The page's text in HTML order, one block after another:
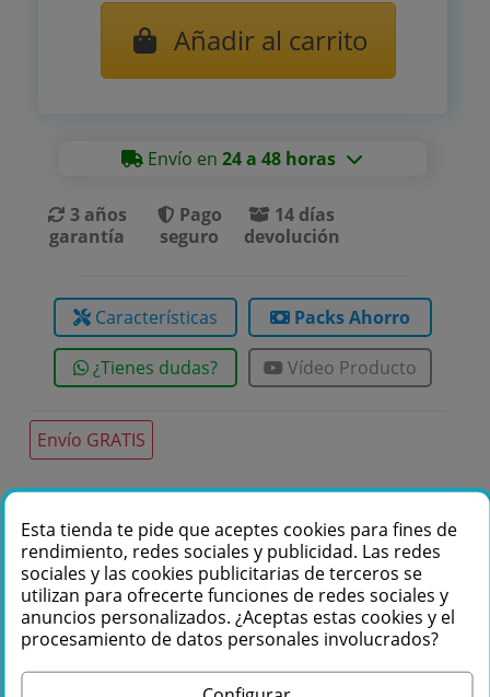
Envío GRATIS
Te podemos ayudar
+34 976 36 61 60
Añadir al carrito
Envío en24 a 48 horas
3 años
garantía
Pago
seguro
14 días
devolución
Características Packs Ahorro
¿Tienes dudas? Vídeo Producto
Esta tienda te pide que aceptes cookies para fines de
rendimiento, redes sociales y publicidad. Las redes
sociales y las cookies publicitarias de terceros se
utilizan para ofrecerte funciones de redes sociales y
anuncios personalizados. ¿Aceptas estas cookies y el
procesamiento de datos personales involucrados?